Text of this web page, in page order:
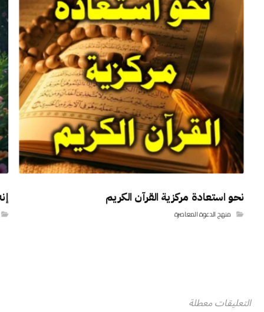
نحو استعادة مركزية القرآن الكريم
منهج الدعوة المعاصرة
التعليقات معطلة